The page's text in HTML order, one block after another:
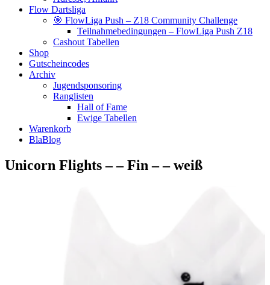
Flow Dartsliga
🎯 FlowLiga Push – Z18 Community Challenge
Teilnahmebedingungen – FlowLiga Push Z18
Cashout Tabellen
Shop
Gutscheincodes
Archiv
Jugendsponsoring
Ranglisten
Hall of Fame
Ewige Tabellen
Warenkorb
BlaBlog
Unicorn Flights – – Fin – – weiß